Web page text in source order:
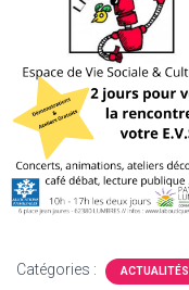
Catégories : ACTUALITÉS